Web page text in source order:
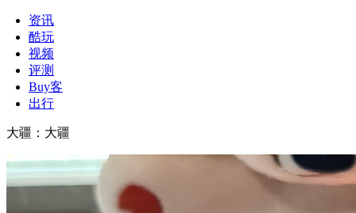
资讯
酷玩
视频
评测
Buy客
出行
大疆 ： 大疆